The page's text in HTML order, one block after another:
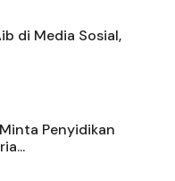
di Media Sosial,
Penyidikan